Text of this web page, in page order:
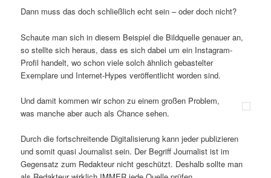
Dann muss das doch schließlich echt sein – oder doch nicht?
Schaute man sich in diesem Beispiel die Bildquelle genauer an,
so stellte sich heraus, dass es sich dabei um ein Instagram-
Profil handelt, wo schon viele solch ähnlich gebastelter
Exemplare und Internet-Hypes veröffentlicht worden sind.
Und damit kommen wir schon zu einem großen Problem,
was manche aber auch als Chance sehen.
Durch die fortschreitende Digitalisierung kann jeder publizieren
und somit quasi Journalist sein. Der Begriff Journalist ist im
Gegensatz zum Redakteur nicht geschützt. Deshalb sollte man